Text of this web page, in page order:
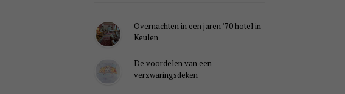
Overnachten in een jaren ’70 hotel in
Keulen
De voordelen van een
verzwaringsdeken